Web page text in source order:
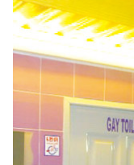
i
n
e